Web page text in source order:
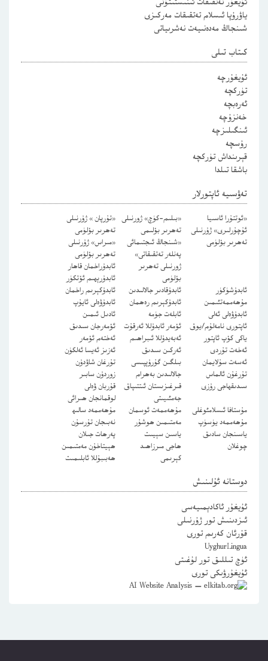
ئۇيغۇر تەتقىقات ئىنىستىتۇتى
ياۋرۇپا ئىسلام تەتقىقات مەركىزى
شىنجاڭ مەدەنىيەت نەشرىياتى
كىتاب تىلى
ئۇيغۇرچە
تۈركچە
ئەرەبچە
خەنزۇچە
ئىنگىلىزچە
رۇسچە
قېرىنداش تۈركچە
باشقا تىلدا
تەۋسىيە ئاپتورلار
«ئوتتۇرا ئاسىيا
ئۇچۇرلىرى» ژۇرنىلى
تەھرىر بۆلۈمى
«بىلىم-كۈچ» ژورنىلى
تەھرىر بۆلىمى
«تۇرپان » ژۇرنىلى
تەھرىر بۆلۈمى
«شىنجاڭ ئىجتىمائى
پەنلەر تەتقىقاتى»
ژورنىلى تەھرىر
بۆلۈمى
«مىراس» ژۇرنىلى
تەھرىر بۆلۈمى
ئابدۇراخمان قاھار
ئابدۇرېھىم ئۆتكۈر
ئابدۇشۈكۈر
مۇھەممەتئىمىن
ئابدۇقادىر جالالىدىن
ئابدۇكېرىم راخمان
ئابدۇكېرىم رەھمان
ئابدۇۋەلى ئايۇپ
ئابدۇۋەلى ئەلى
ئابلەت جۈمە
ئادىل ئىمىن
ئاپتورى نامەلۇم/يوق
ياكى كۆپ ئاپتور
ئۆمەر ئابدۇللا ئەرقۇت
ئۆمەرجان سىدىق
ئەبەيدۇللا ئىبراھىم
ئەختەم ئۆمەر
ئەخەت تۇردى
ئەركىن سىدىق
ئەزىز ئەيسا ئەلكۈن
ئەسەت سۇلايمان
بىلگىن گۇرۇپپىسى
تۇرغان شاۋدۇن
تۇرغۇن ئالماس
جالالىدىن بەھرام
زوردۇن سابىر
سىدىقھاجى رۇزى
قىرغىزىستان ئىتتىپاق
جەمئىيىتى
قۇربان ۋەلى
لوقمانجان ھىرائى
مۇستافا ئىسلامئوغلى
مۇھەممەت ئوسمان
مۇھەممەد سالىھ
مۇھەممەد يۈسۈپ
مەمتىمىن ھوشۇر
نەبىجان تۇرسۇن
ياسىنجان سادىق
چوغلان
ياسىن سېيىت
پەرھات جىلان
ھاجى مىرزاھىد
كېرىمى
ھېيتاخۇن مەمتىمىن
ھەبىبۇللا ئابلىمىت
دوستانە ئۇلىنىش
ئۇيغۇر ئاكادېمىيەسى
ئىزدىنىش تور ژۇرنىلى
قۇرئان كەرىم تورى
UyghurLingua
ئۈچ تىللىق تور لۇغىتى
ئۇيغۇرۋىكى تورى